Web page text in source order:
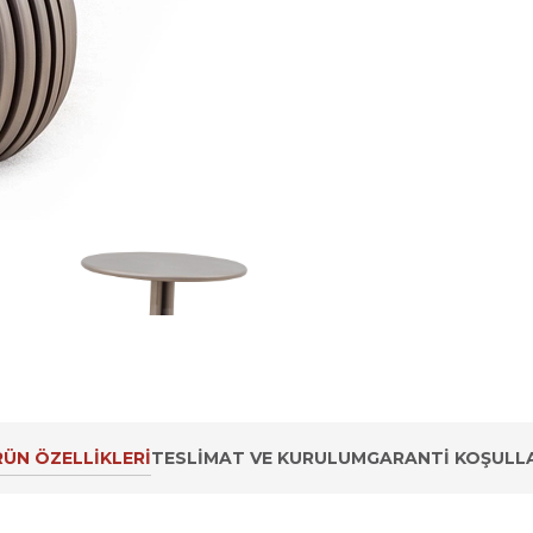
ÖZELLIKLERITESLIMAT VE KURULUMGARANTI